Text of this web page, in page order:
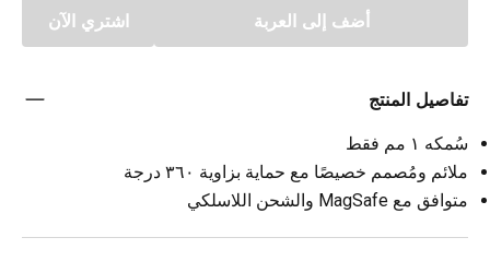
أضف إلى العربة اشتري الآن
تفاصيل المنتج
سُمكه ١ مم فقط
ملائم ومُصمم خصيصًا مع حماية بزاوية ٣٦٠ درجة
متوافق مع MagSafe والشحن اللاسلكي